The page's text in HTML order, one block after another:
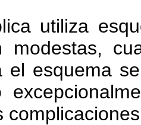
utiliza
modestas,
el esquema